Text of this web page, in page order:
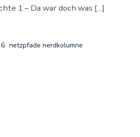
1 – Da war doch was […]
netzpfade nerdkolumne